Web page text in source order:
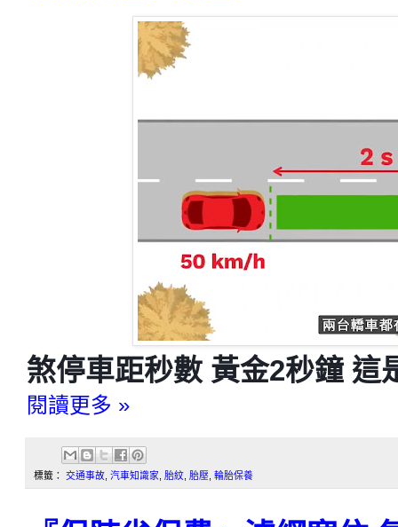
煞停車距秒數 黃金2秒鐘 這
閱讀更多 »
標籤： 交通事故 汽車知識家 胎紋 胎壓 輪胎保養